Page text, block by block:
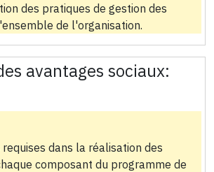
des pratiques de gestion des
de l'organisation.
avantages sociaux:
dans la réalisation des
composant du programme de